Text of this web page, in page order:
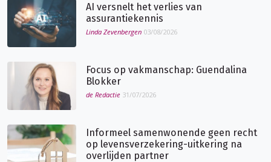
AI versnelt het verlies van
assurantiekennis
Linda Zevenbergen 03/08/2026
Focus op vakmanschap: Guendalina
Blokker
de Redactie 31/07/2026
Informeel samenwonende geen recht
op levensverzekering-uitkering na
overlijden partner